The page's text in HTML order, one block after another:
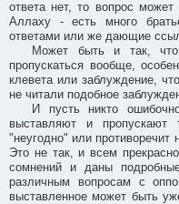
ответа нет, то вопрос
Аллаху - есть много
ответами или же дающие
Может быть и так,
пропускаться вообще,
клевета или заблуждение,
не читали подобное
И пусть никто
выставляют и
"неугодно" или
Это не так, и всем
сомнений и даны
различным вопросам с
выставленное может быть